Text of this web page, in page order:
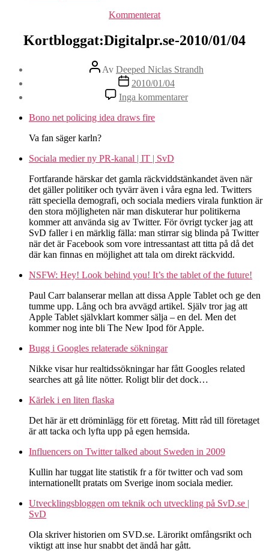
Kategorier
Kommenterat
Kortbloggat:Digitalpr.se-2010/01/04
Inläggsförfattare
Av Deeped Niclas Strandh
Inläggsdatum
2010/01/04
Inga kommentarertill
Bono net policing idea draws fire
Va fan säger karln?
Sociala medier ny PR-kanal | IT | SvD
Fortfarande härskar det gamla räckviddstänkandet även när
det gäller politiker och tyvärr även i våra egna led. Twitters
rätt speciella demografi, och sociala mediers virala funktion är
den stora möjligheten när man diskuterar hur politikerna
kommer att använda sig av Twitter. För övrigt tycker jag att
SvD faller i en märklig fälla: man stirrar sig blinda på Twitter
när det är Facebook som vore intressantast att titta på då det
där kan finnas en möjlighet att tala om direkt räckvidd.
NSFW: Hey! Look behind you! It’s the tablet of the future!
Paul Carr balanserar mellan att dissa Apple Tablet och ge den
tumme upp. Lång och bra avvägd artikel. Själv tror jag att
Apple Tablet självklart kommer sälja – en del. Men det
kommer nog inte bli The New Ipod för Apple.
Bugg i Googles relaterade sökningar
Nikke visar hur realtidssökningar har fått Googles related
searches att gå lite nötter. Roligt blir det dock…
Kärlek i en liten flaska
Det här är ett dröminlägg för ett företag. Mitt råd till företaget
är att tacka och lyfta upp på egen hemsida.
Influencers on Twitter talked about Sweden in 2009
Kullin har tuggat lite statistik fr a för twitter och vad som
internationellt pratats om Sverige inom sociala medier.
Utvecklingsbloggen om teknik och utveckling på SvD.se |
SvD
Ola skriver historien om SVD.se. Lärorikt omfångsrikt och
viktigt att inse hur snabbt det ändå har gått.